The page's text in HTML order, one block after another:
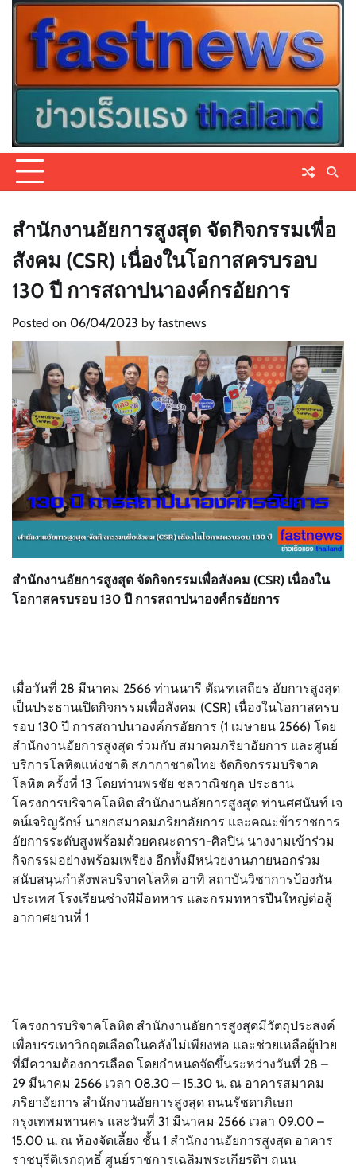
Skip
content
สำนักงานอัยการสูงสุด จัดกิจกรรมเพื่อ
สังคม (CSR) เนื่องในโอกาสครบรอบ
130 ปี การสถาปนาองค์กรอัยการ
Posted on 06/04/2023 by fastnews
สำนักงานอัยการสูงสุด จัดกิจกรรมเพื่อสังคม (CSR) เนื่องใน
โอกาสครบรอบ 130 ปี การสถาปนาองค์กรอัยการ
เมื่อวันที่ 28 มีนาคม 2566 ท่านนารี ตัณฑเสถียร อัยการสูงสุด
เป็นประธานเปิดกิจกรรมเพื่อสังคม (CSR) เนื่องในโอกาสครบ
รอบ 130 ปี การสถาปนาองค์กรอัยการ (1 เมษายน 2566) โดย
สำนักงานอัยการสูงสุด ร่วมกับ สมาคมภริยาอัยการ และศูนย์
บริการโลหิตแห่งชาติ สภากาชาดไทย จัดกิจกรรมบริจาค
โลหิต ครั้งที่ 13 โดยท่านพรชัย ชลวาณิชกุล ประธาน
โครงการบริจาคโลหิต สำนักงานอัยการสูงสุด ท่านศศนันท์ เจ
ตน์เจริญรักษ์ นายกสมาคมภริยาอัยการ และคณะข้าราชการ
อัยการระดับสูงพร้อมด้วยคณะดารา-ศิลปิน นางงามเข้าร่วม
กิจกรรมอย่างพร้อมเพรียง อีกทั้งมีหน่วยงานภายนอกร่วม
สนับสนุนกำลังพลบริจาคโลหิต อาทิ สถาบันวิชาการป้องกัน
ประเทศ โรงเรียนช่างฝีมือทหาร และกรมทหารปืนใหญ่ต่อสู้
อากาศยานที่ 1
โครงการบริจาคโลหิต สำนักงานอัยการสูงสุดมีวัตถุประสงค์
เพื่อบรรเทาวิกฤตเลือดในคลังไม่เพียงพอ และช่วยเหลือผู้ป่วย
ที่มีความต้องการเลือด โดยกำหนดจัดขึ้นระหว่างวันที่ 28 –
29 มีนาคม 2566 เวลา 08.30 – 15.30 น. ณ อาคารสมาคม
ภริยาอัยการ สำนักงานอัยการสูงสุด ถนนรัชดาภิเษก
กรุงเทพมหานคร และวันที่ 31 มีนาคม 2566 เวลา 09.00 –
15.00 น. ณ ห้องจัดเลี้ยง ชั้น 1 สำนักงานอัยการสูงสุด อาคาร
ราชบุรีดิเรกฤทธิ์ ศูนย์ราชการเฉลิมพระเกียรติฯ ถนน